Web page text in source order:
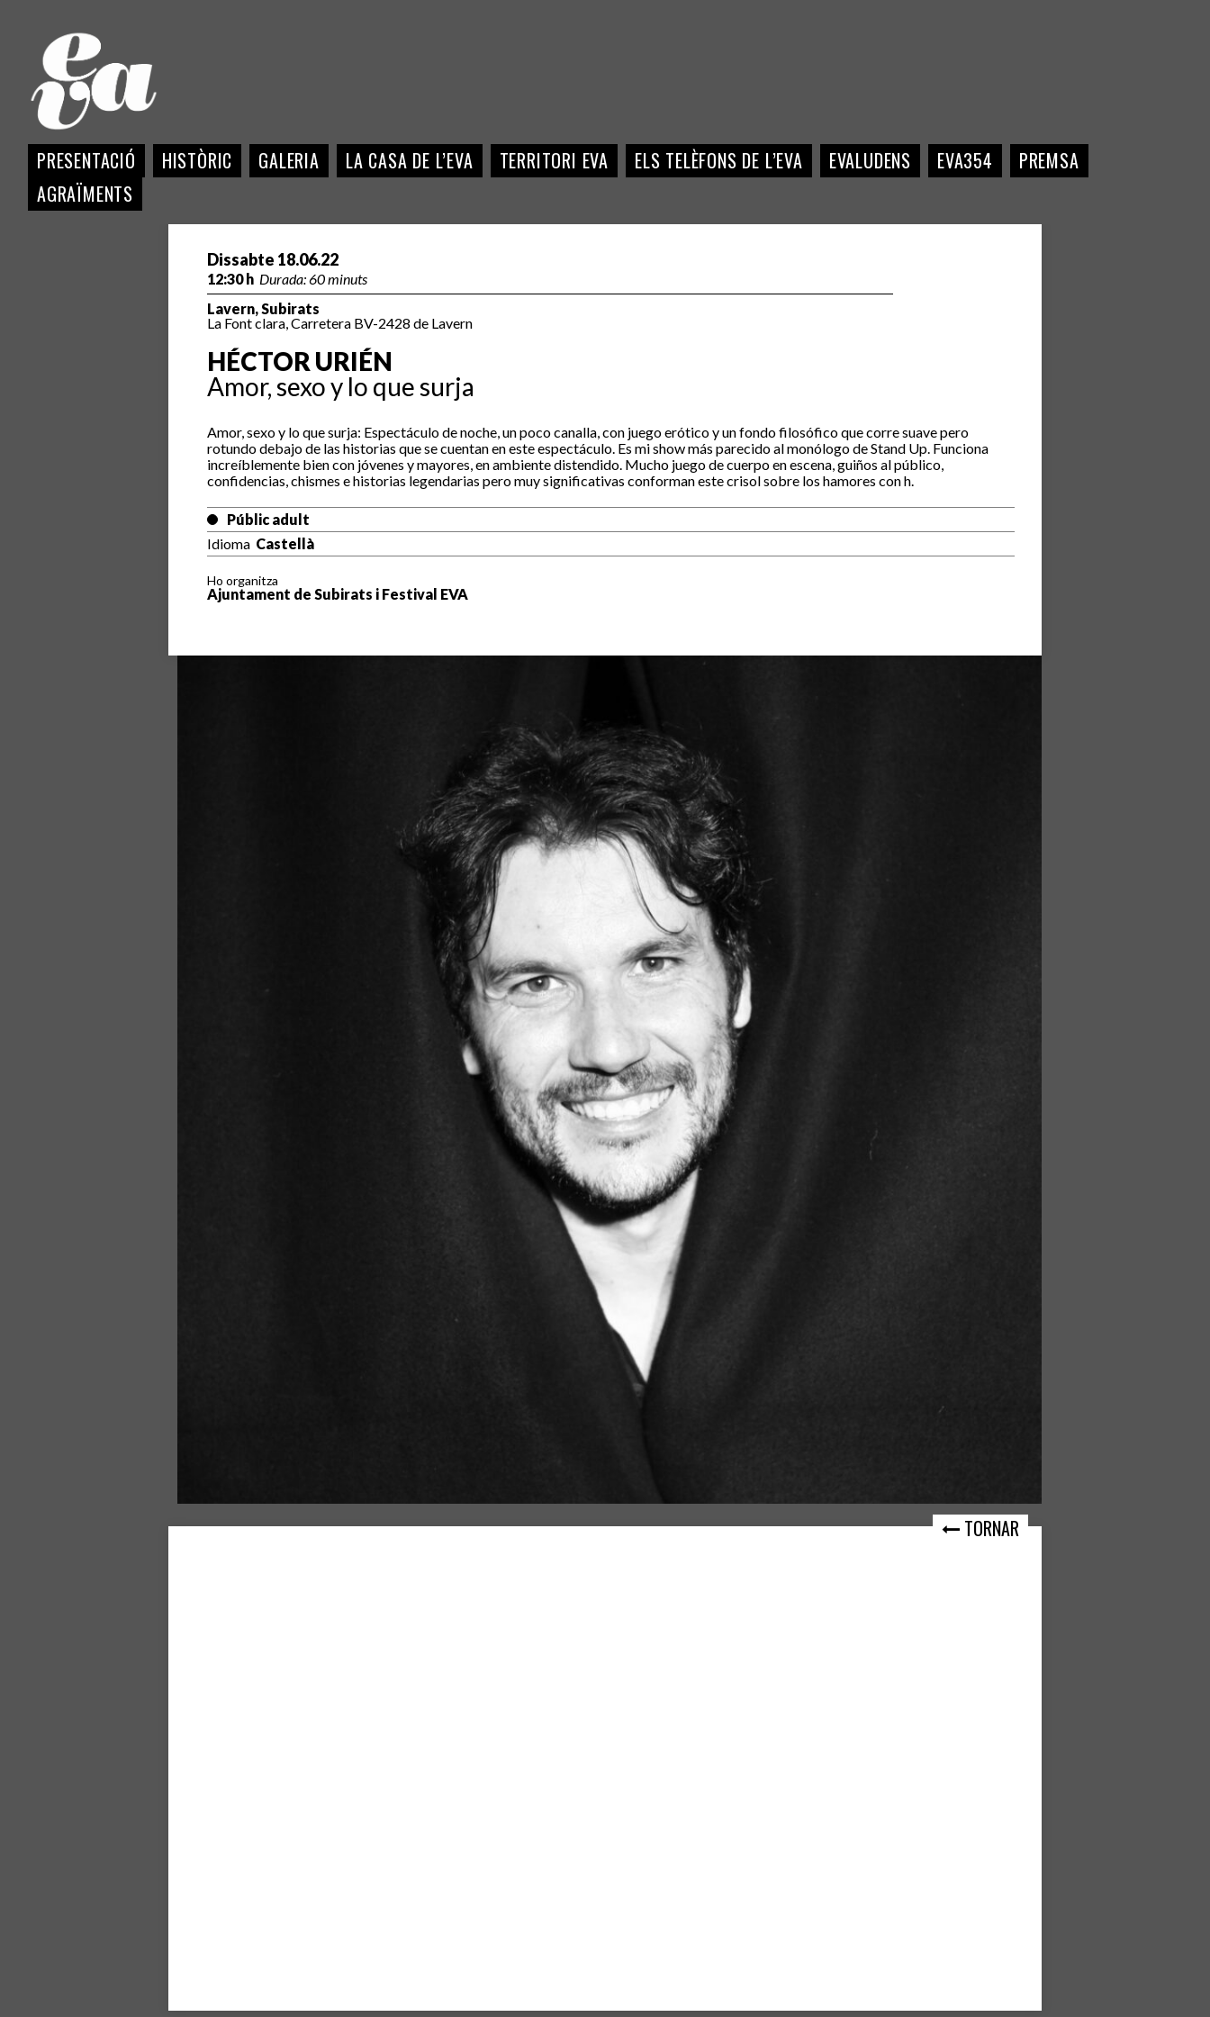
PRESENTACIÓ HISTÒRIC GALERIA LA CASA DE L’EVA TERRITORI EVA ELS TELÈFONS DE L’EVA EVALUDENS EVA354
PREMSA
AGRAÏMENTS
Dissabte 18.06.22
12:30 h Durada: 60 minuts
Lavern, Subirats
La Font clara, Carretera BV-2428 de Lavern
HÉCTOR URIÉN
Amor, sexo y lo que surja
Amor, sexo y lo que surja: Espectáculo de noche, un poco canalla, con juego erótico y un fondo filosófico que corre suave pero
rotundo debajo de las historias que se cuentan en este espectáculo. Es mi show más parecido al monólogo de Stand Up. Funciona
increíblemente bien con jóvenes y mayores, en ambiente distendido. Mucho juego de cuerpo en escena, guiños al público,
confidencias, chismes e historias legendarias pero muy significativas conforman este crisol sobre los hamores con h.
Públic adult
Idioma Castellà
Ho organitza
Ajuntament de Subirats i Festival EVA
TORNAR